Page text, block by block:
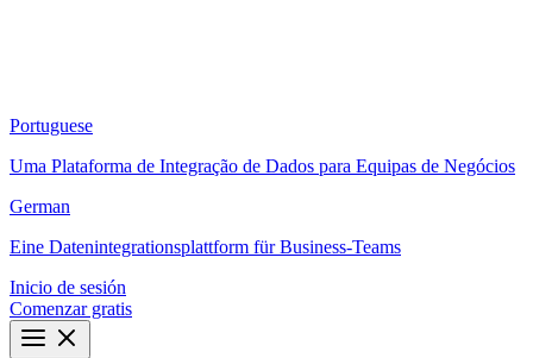
Portuguese
Uma Plataforma de Integração de Dados para Equipas de Negócios
German
Eine Datenintegrationsplattform für Business-Teams
Inicio de sesión
Comenzar gratis